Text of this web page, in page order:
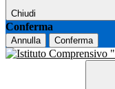
Chiudi
Conferma
Annulla Conferma